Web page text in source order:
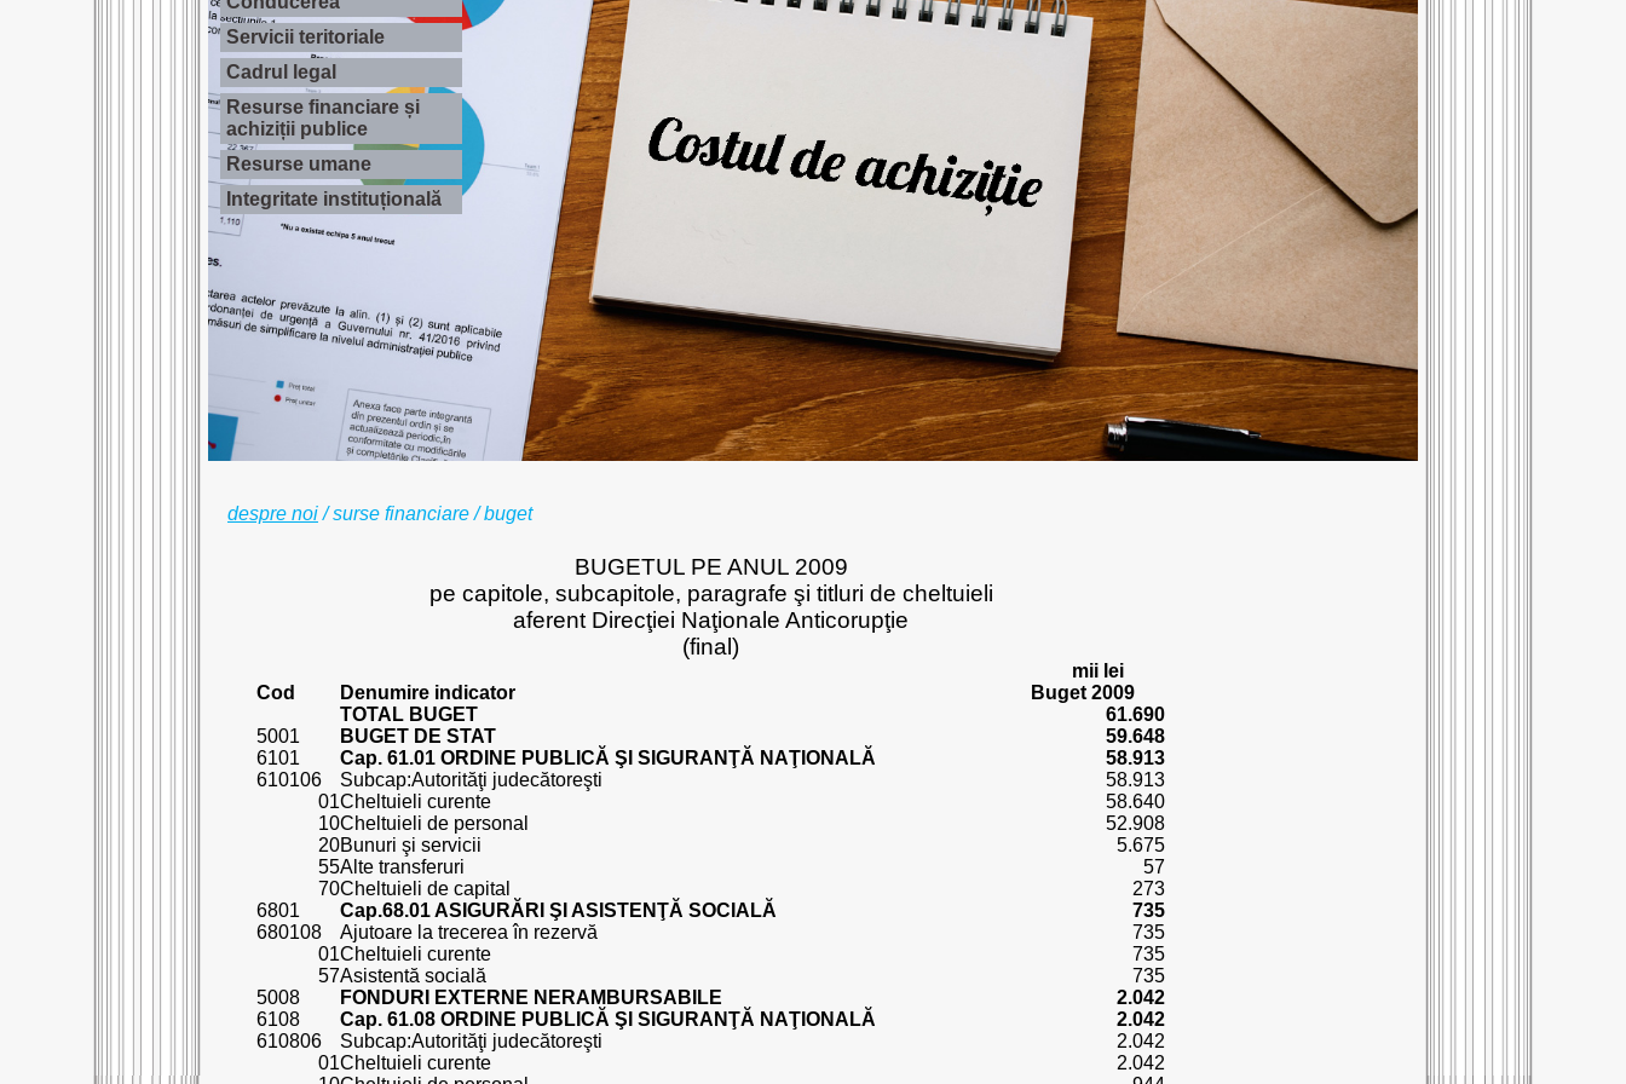
Servicii teritoriale
Cadrul legal
Resurse financiare și
achiziții publice
Resurse umane
Integritate instituțională
despre noi/surse financiare / buget
BUGETUL PE ANUL 2009
pe capitole, subcapitole, paragrafe şi titluri de cheltuieli
aferent Direcţiei Naţionale Anticorupţie
(final)
mii lei
Cod
Denumire indicator
Buget 2009
TOTAL BUGET
61.690
5001
BUGET DE STAT
59.648
6101
Cap. 61.01 ORDINE PUBLICĂ ŞI SIGURANŢĂ NAŢIONALĂ
58.913
610106
Subcap:Autorităţi judecătoreşti
58.913
01Cheltuieli curente
58.640
10Cheltuieli de personal
52.908
20Bunuri şi servicii
5.675
55Alte transferuri
57
70Cheltuieli de capital
273
6801
Cap.68.01 ASIGURĂRI ŞI ASISTENŢĂ SOCIALĂ
735
680108
Ajutoare la trecerea în rezervă
735
01Cheltuieli curente
735
57Asistentă socială
735
5008
6108
FONDURI EXTERNE NERAMBURSABILE
2.042
Cap. 61.08 ORDINE PUBLICĂ ŞI SIGURANŢĂ NAŢIONALĂ
2.042
610806
Subcap:Autorităţi judecătoreşti
2.042
01Cheltuieli curente
2.042